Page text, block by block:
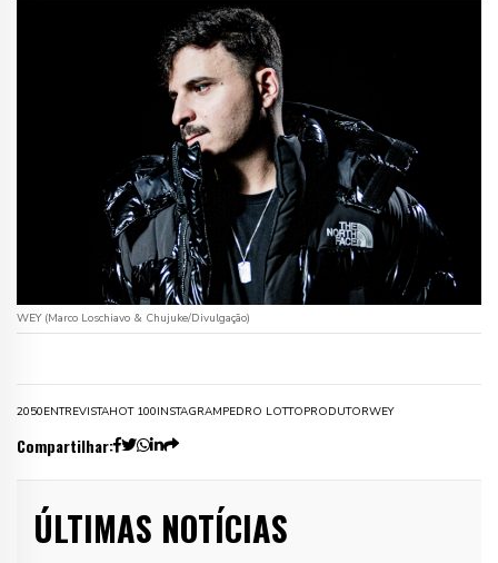
WEY (Marco Loschiavo & Chujuke/Divulgação)
2050ENTREVISTAHOT 100INSTAGRAMPEDRO LOTTOPRODUTORWEY
Compartilhar:
ÚLTIMAS NOTÍCIAS